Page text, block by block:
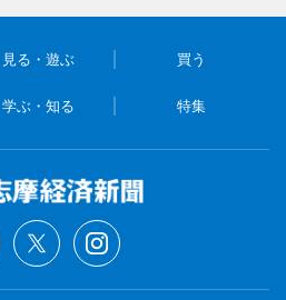
見る・遊ぶ 買う
学ぶ・知る 特集